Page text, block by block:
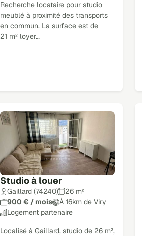
Recherche locataire pour studio
meublé à proximité des transports
en commun. La surface est de
21 m² loyer…
Studio à louer
Gaillard (74240)
26 m²
900 € / mois
À 16km de Viry
Logement partenaire
Localisé à Gaillard, studio de 26 m²,